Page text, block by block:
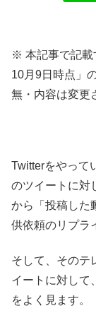
※ 本記事で記載
10月9日時点」
無・内容は変更
Twitterをやって
のツイートに対
から「投稿した
供依頼のリプラ
そして、そのテ
イートに対して
をよく見ます。